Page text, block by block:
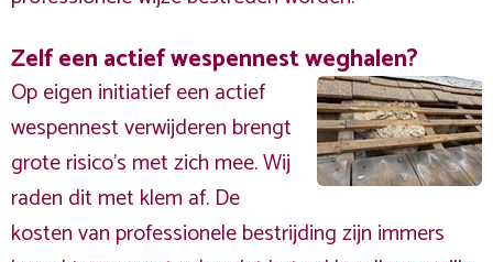
Zelf een actief wespennest weghalen?
Op eigen initiatief een actief
wespennest verwijderen brengt
grote risico’s met zich mee. Wij
raden dit met klem af. De
kosten van professionele bestrijding zijn immers